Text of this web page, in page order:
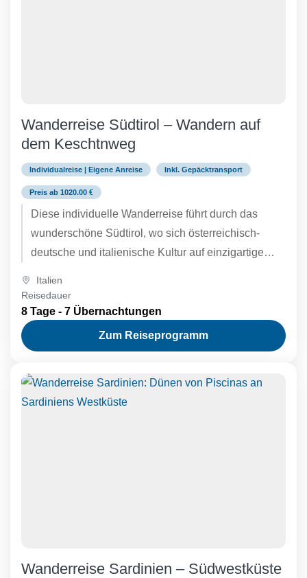
Wanderreise Südtirol – Wandern auf
dem Keschtnweg
Individualreise | Eigene Anreise Inkl. Gepäcktransport
Preis ab 1020.00 €
Diese individuelle Wanderreise führt durch das
wunderschöne Südtirol, wo sich österreichisch-
deutsche und italienische Kultur auf einzigartige
„Kastanienroute“ oder dem...
Italien
Reisedauer
8 Tage - 7 Übernachtungen
Zum Reiseprogramm
Wanderreise Sardinien – Südwestküste